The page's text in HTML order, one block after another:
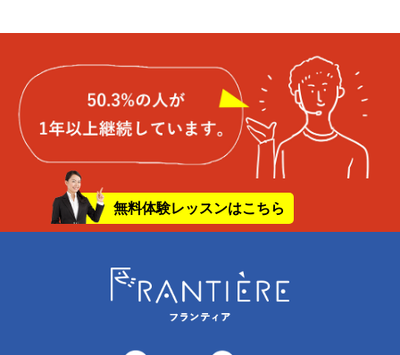
無料体験レッスンはこちら